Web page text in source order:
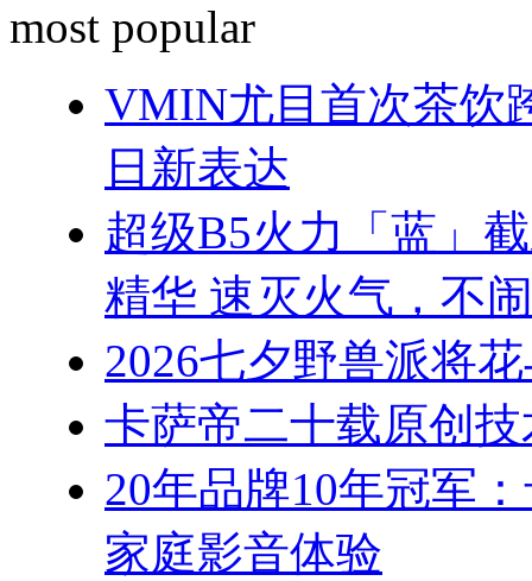
most popular
VMIN尤目首次茶饮
日新表达
超级B5火力「蓝」
精华 速灭火气，不
2026七夕野兽派将
卡萨帝二十载原创
20年品牌10年冠军
家庭影音体验